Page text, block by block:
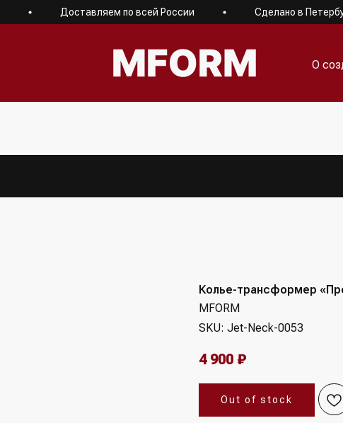
Доставляем по всей России Сделано в
О
Колье-трансформер
MFORM
SKU: Jet-Neck-0053
4 900 ₽
Out of stock